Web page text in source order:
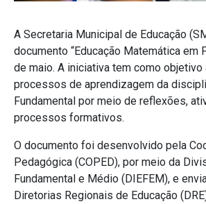
A Secretaria Municipal de Educação
documento “Educação Matemática em
de maio. A iniciativa tem como objetivo
processos de aprendizagem da
Fundamental por meio de reflexões,
processos formativos.
O documento foi desenvolvido pela
Pedagógica (COPED), por meio da
Fundamental e Médio (DIEFEM), e
Diretorias Regionais de Educação